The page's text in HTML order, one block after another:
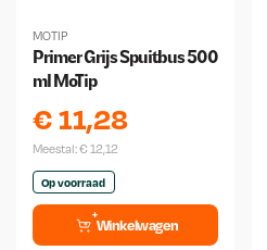
MOTIP
Primer Grijs Spuitbus 500
ml MoTip
€11,28
Meestal:€ 12,12
Op voorraad
Winkelwagen